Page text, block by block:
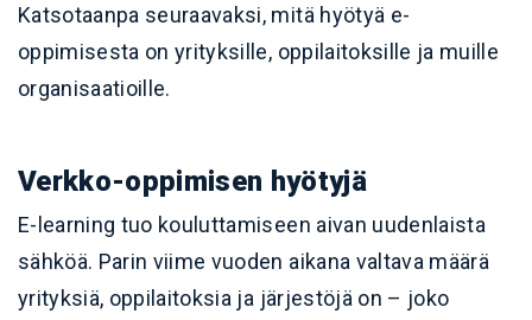
Katsotaanpa seuraavaksi, mitä hyötyä e-
oppimisesta on yrityksille, oppilaitoksille ja muille
organisaatioille.
Verkko-oppimisen hyötyjä
E-learning tuo kouluttamiseen aivan uudenlaista
sähköä. Parin viime vuoden aikana valtava määrä
yrityksiä, oppilaitoksia ja järjestöjä on – joko